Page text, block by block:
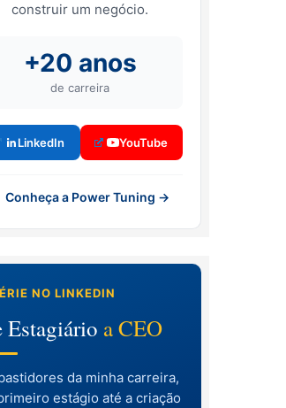
construir um negócio.
+20 anos
de carreira
LinkedIn YouTube
Conheça a Power Tuning →
NO LINKEDIN
Estagiário a CEO
da minha carreira,
estágio até a criação